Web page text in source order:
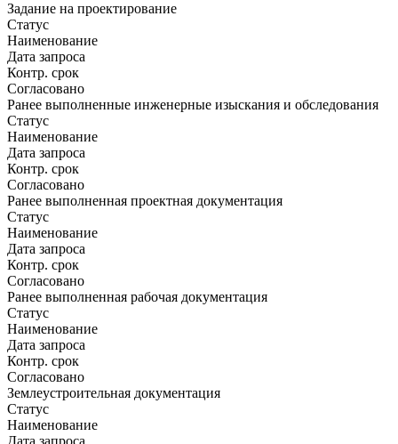
Задание на проектирование
Статус
Наименование
Дата запроса
Контр. срок
Согласовано
Ранее выполненные инженерные изыскания и обследования
Статус
Наименование
Дата запроса
Контр. срок
Согласовано
Ранее выполненная проектная документация
Статус
Наименование
Дата запроса
Контр. срок
Согласовано
Ранее выполненная рабочая документация
Статус
Наименование
Дата запроса
Контр. срок
Согласовано
Землеустроительная документация
Статус
Наименование
Дата запроса